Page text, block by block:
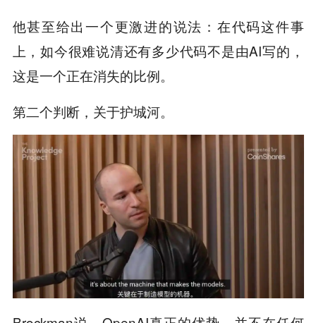
他甚至给出一个更激进的说法：在代码这件事
上，如今很难说清还有多少代码不是由AI写的，
这是一个正在消失的比例。
第二个判断，关于护城河。